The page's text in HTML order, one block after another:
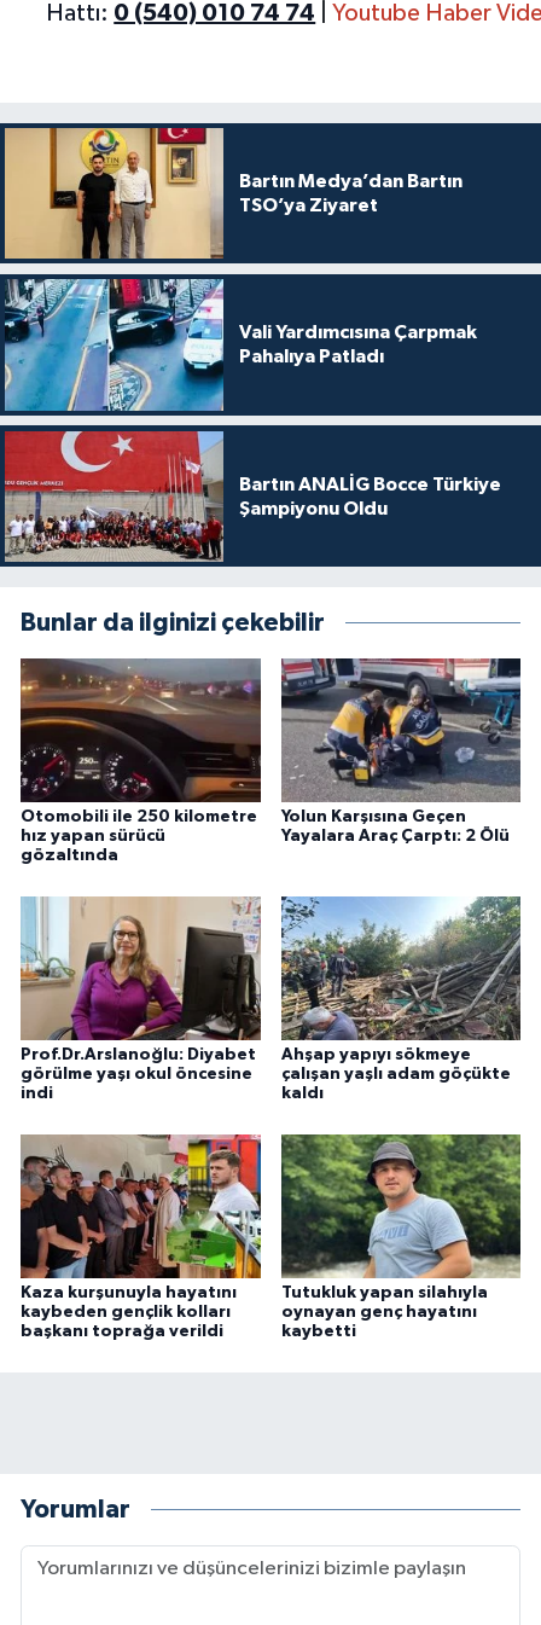
Hattı: 0 (540) 010 74 74 Youtube Haber
Bartın Medya’dan Bartın
TSO’ya Ziyaret
Vali Yardımcısına Çarpmak
Pahalıya Patladı
Bartın ANALİG Bocce Türkiye
Şampiyonu Oldu
Bunlar da ilginizi çekebilir
Otomobili ile 250 kilometre
hız yapan sürücü
gözaltında
Yolun Karşısına Geçen
Yayalara Araç Çarptı: 2 Ölü
Prof.Dr.Arslanoğlu: Diyabet
görülme yaşı okul öncesine
indi
Ahşap yapıyı sökmeye
çalışan yaşlı adam göçükte
kaldı
Kaza kurşunuyla hayatını
kaybeden gençlik kolları
başkanı toprağa verildi
Tutukluk yapan silahıyla
oynayan genç hayatını
kaybetti
Yorumlar